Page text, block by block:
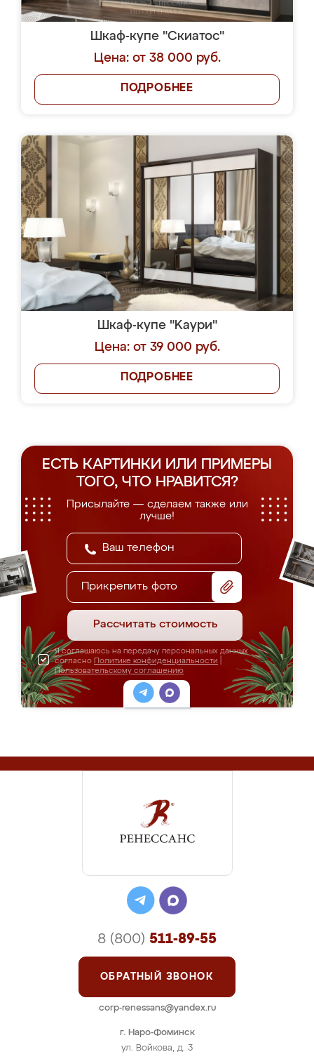
Шкаф-купе "Скиатос"
Цена: от 38 000 руб.
ПОДРОБНЕЕ
Шкаф-купе "Kaури"
Цена: от 39 000 руб.
ПОДРОБНЕЕ
ЕСТЬ КАРТИНКИ ИЛИ ПРИМЕРЫ
ТОГО, ЧТО НРАВИТСЯ?
Присылайте — сделаем также или
лучше!
Прикрепить фото
Рассчитать стоимость
Я соглашаюсь на передачу персональных данных
согласно Политике конфиденциальности
Пользовательскому соглашению
г. Наро-Фоминск
ул. Войкова, д. 3
8 (800) 511-89-55
ОБРАТНЫЙ ЗВОНОК
corp-renessans@yandex.ru